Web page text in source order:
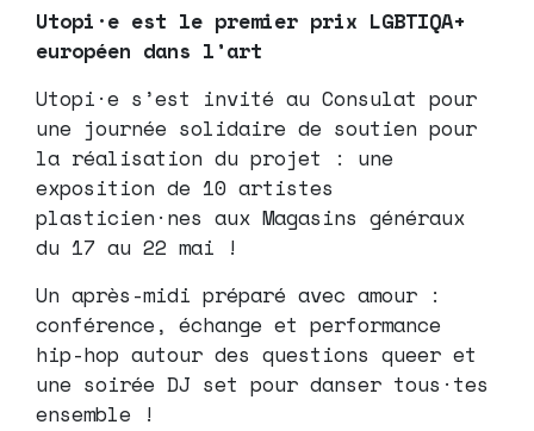
Utopi·e est le premier prix LGBTIQA+
européen dans l’art
Utopi·e s’est invité au Consulat pour
une journée solidaire de soutien pour
la réalisation du projet : une
exposition de 10 artistes
plasticien·nes aux Magasins généraux
du 17 au 22 mai !
Un après-midi préparé avec amour :
conférence, échange et performance
hip-hop autour des questions queer et
une soirée DJ set pour danser tous·tes
ensemble !